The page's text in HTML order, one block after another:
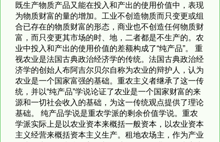
既生产物质产品又能在投入和产出的使用价值中，表现
为物质财富的量的增加。工业不创造物质而只变更或组
合已存在的物质财富的形态，商业也不创造任何物质财
富，而只变更其市场的时、地，二者都是不生产的。农
业中投入和产出的使用价值的差额构成了“纯产品”。 重
视农业是法国古典政治经济学的传统。法国古典政治经
济学的创始人布阿吉尔贝尔自称为农业的辩护人，认为
农业是一个国家富强的基础。重农主义者继承了这一传
统，并以“纯产品”学说论证了农业是一个国家财富的来
源和一切社会收入的基础，为这一传统观点提供了理论
基础。 纯产品学说是重农学派的剩余价值学说。重农
学派实际上是以农业资本来概括一般资本，以农业资本
主义经营来概括资本主义生产。租地农场主，作为产业